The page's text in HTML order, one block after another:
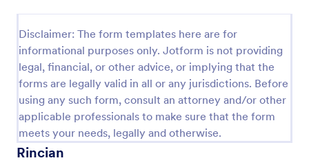
Disclaimer: The form templates here are for
informational purposes only. Jotform is not providing
legal, financial, or other advice, or implying that the
forms are legally valid in all or any jurisdictions. Before
using any such form, consult an attorney and/or other
applicable professionals to make sure that the form
meets your needs, legally and otherwise.
Rincian
Go to Category:
Formulir Bisnis
Pakai Template
Pratinjau